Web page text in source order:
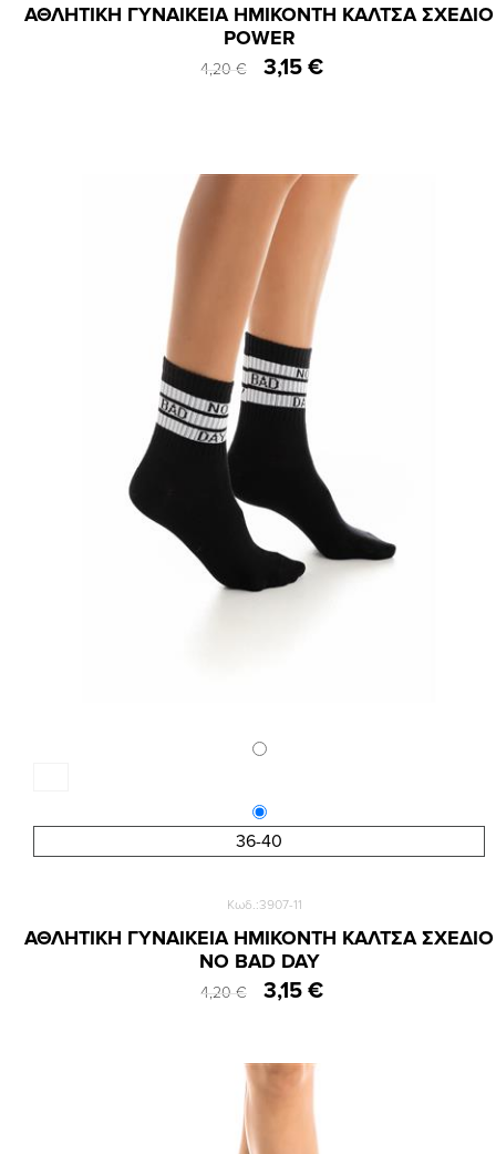
ΑΘΛΗΤΙΚΗ ΓΥΝΑΙΚΕΙΑ ΗΜΙΚΟΝΤΗ ΚΑΛΤΣΑ ΣΧΕΔΙΟ
POWER
4,20 € 3,15 €
36-40
Κωδ.:3907-11
ΑΘΛΗΤΙΚΗ ΓΥΝΑΙΚΕΙΑ ΗΜΙΚΟΝΤΗ ΚΑΛΤΣΑ ΣΧΕΔΙΟ
NO BAD DAY
4,20 € 3,15 €